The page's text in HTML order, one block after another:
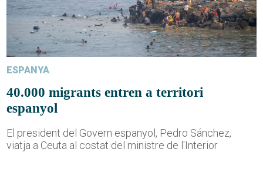
ESPANYA
40.000 migrants entren a territori
espanyol
El president del Govern espanyol, Pedro Sánchez,
viatja a Ceuta al costat del ministre de l'Interior